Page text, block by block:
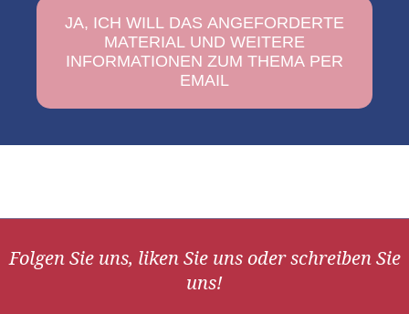
Folgen Sie uns, liken Sie uns oder schreiben Sie
uns!